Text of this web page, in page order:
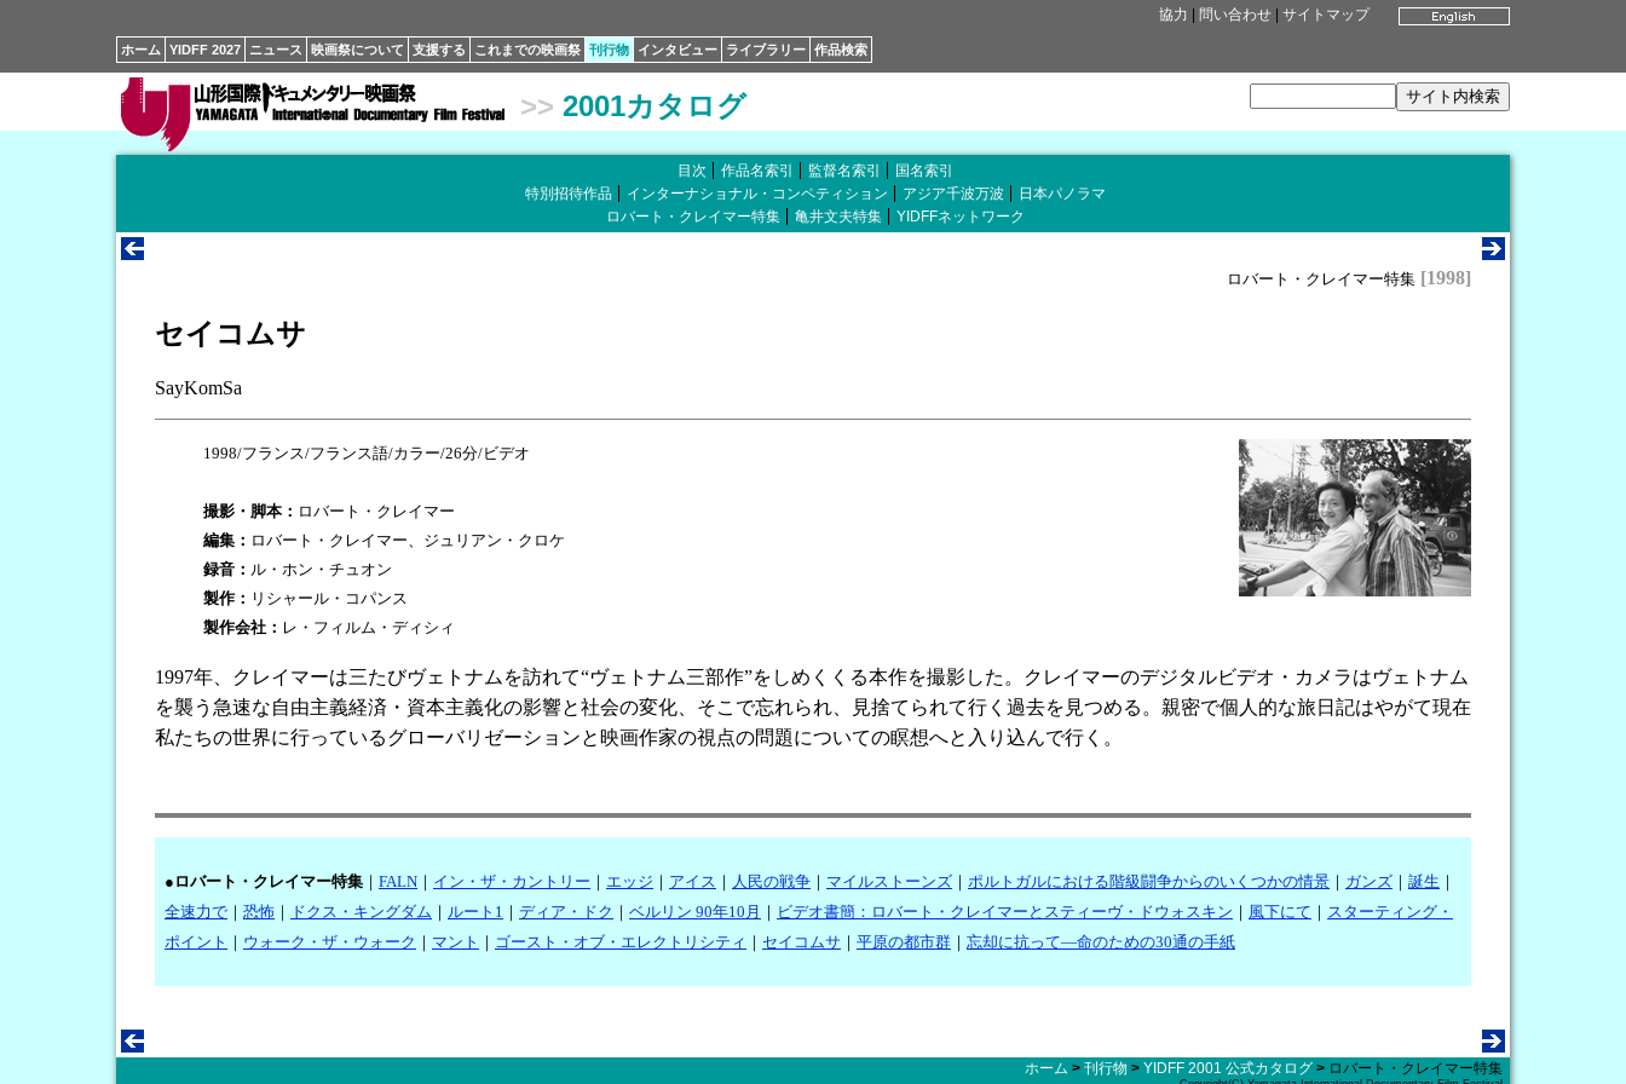
協力 問い合わせ サイトマップ
ホーム YIDFF 2027 ニュース 映画祭について 支援する これまでの映画祭 刊行物 インタビュー ライブラリー 作品検索
>> 2001カタログ
目次 作品名索引 監督名索引
国名索引
特別招待作品
インターナショナル・コンペティション アジア千波万波
日本パノラマ
ロバート・クレイマー特集
亀井文夫特集 YIDFFネットワーク
ロバート・クレイマー特集 [1998]
セイコムサ
SayKomSa
1998/フランス/フランス語/カラー/26分/ビデオ
撮影・脚本： ロバート・クレイマー
編集： ロバート・クレイマー、ジュリアン・クロケ
録音： ル・ホン・チュオン
製作： リシャール・コパンス
製作会社： レ・フィルム・ディシィ
1997年、クレイマーは三たびヴェトナムを訪れて“ヴェトナム三部作”をしめくくる本作を撮影した。クレイマーのデジタルビデオ・カメラはヴェトナム
を襲う急速な自由主義経済・資本主義化の影響と社会の変化、そこで忘れられ、見捨てられて行く過去を見つめる。親密で個人的な旅日記はやがて現在
私たちの世界に行っているグローバリゼーションと映画作家の視点の問題についての瞑想へと入り込んで行く。
● ロバート・クレイマー特集 ｜ FALN ｜ イン・ザ・カントリー ｜ エッジ ｜ アイス ｜ 人民の戦争 ｜ マイルストーンズ ｜ ポルトガルにおける階級闘争からのいくつかの情景 ｜ ガンズ ｜ 誕生 ｜
全速力で ｜ 恐怖 ｜ ドクス・キングダム ｜ ルート1 ｜ ディア・ドク ｜ ベルリン 90年10月 ｜ ビデオ書簡：ロバート・クレイマーとスティーヴ・ドウォスキン ｜ 風下にて ｜ スターティング・
ポイント ｜ ウォーク・ザ・ウォーク ｜ マント ｜ ゴースト・オブ・エレクトリシティ ｜ セイコムサ ｜ 平原の都市群 ｜ 忘却に抗って―命のための30通の手紙
ホーム > 刊行物 > YIDFF 2001 公式カタログ > ロバート・クレイマー特集